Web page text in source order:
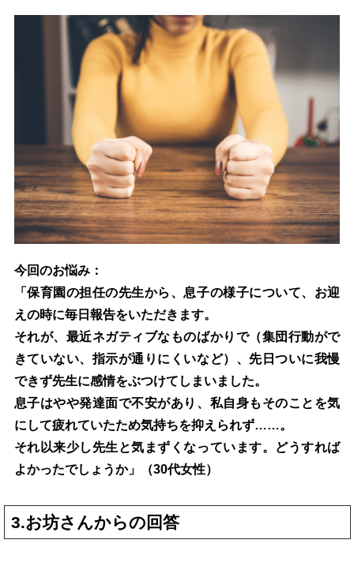
今回のお悩み：
「保育園の担任の先生から、息子の様子について、お迎
えの時に毎日報告をいただきます。
それが、最近ネガティブなものばかりで（集団行動がで
きていない、指示が通りにくいなど）、先日ついに我慢
できず先生に感情をぶつけてしまいました。
息子はやや発達面で不安があり、私自身もそのことを気
にして疲れていたため気持ちを抑えられず……。
それ以来少し先生と気まずくなっています。どうすれば
よかったでしょうか」（30代女性）
3.お坊さんからの回答